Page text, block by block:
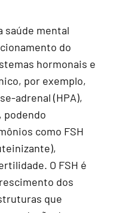
saúde mental
do
hormonais e
por exemplo,
adrenal (HPA),
podendo
como FSH
O FSH é
dos
que